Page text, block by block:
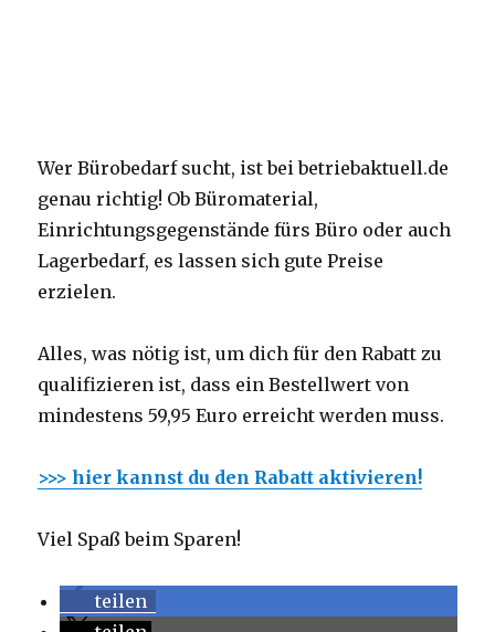
Wer Bürobedarf sucht, ist bei betriebaktuell.de
genau richtig! Ob Büromaterial,
Einrichtungsgegenstände fürs Büro oder auch
Lagerbedarf, es lassen sich gute Preise
erzielen.
Alles, was nötig ist, um dich für den Rabatt zu
qualifizieren ist, dass ein Bestellwert von
mindestens 59,95 Euro erreicht werden muss.
>>> hier kannst du den Rabatt aktivieren!
Viel Spaß beim Sparen!
teilen